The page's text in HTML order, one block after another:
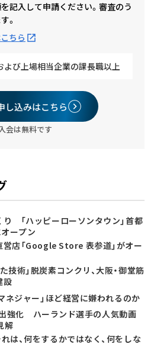
記入して申請ください。審査のう
。
ちら
よび上場相当企業の課長職以上
し込みはこちら
会は無料です
「ハッピーローソンタウン」首都
オープン
店「Google Store 表参道」がオー
技術」脱炭素コンクリ、大阪・御堂筋
設
ネジャー」ほど経営に嫌われるのか
強化 ハーランド選手の人気動画
解
は、何をするかではなく、何をしな